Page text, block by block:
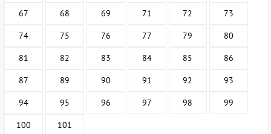
67 68 69 71 72 73
74 75 76 77 79 80
81 82 83 84 85 86
87 89 90 91 92 93
94 95 96 97 98 99
100 101